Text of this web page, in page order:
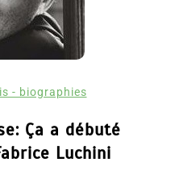
- biographies
Ça a débuté
Luchini